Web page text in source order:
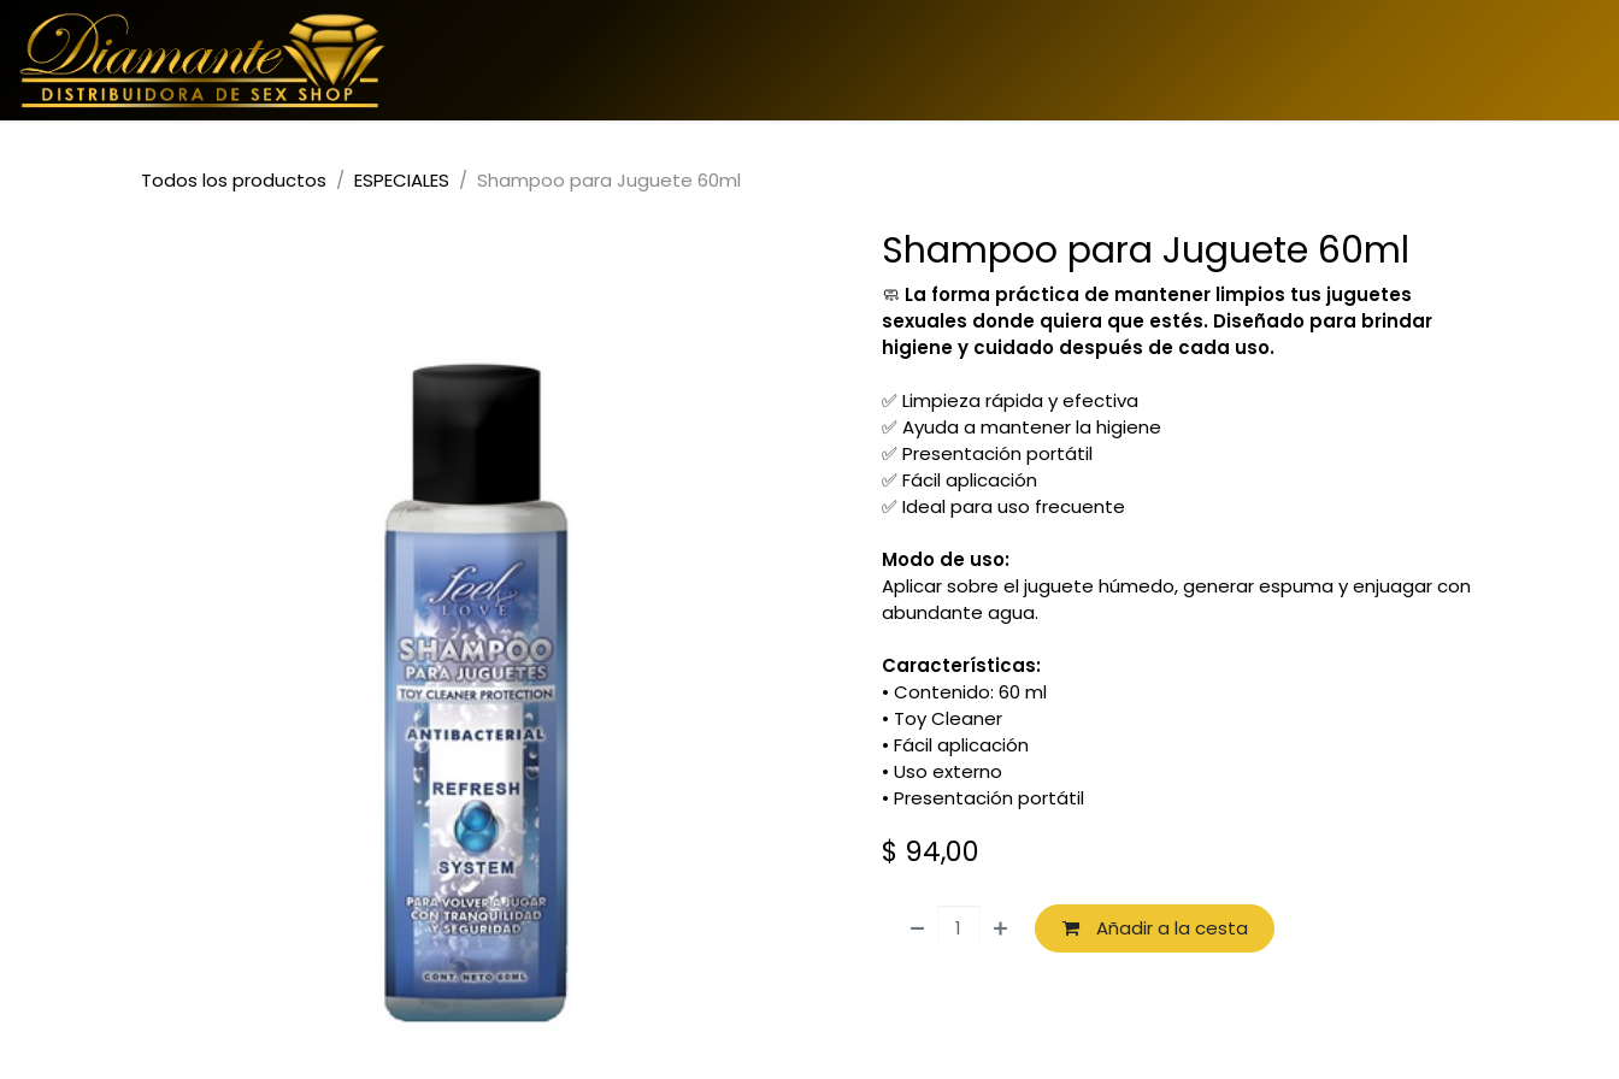
Ir al contenido
Todos los productos ESPECIALES Shampoo para Juguete 60ml
Shampoo para Juguete 60ml
🧼 La forma práctica de mantener limpios tus juguetes
sexuales donde quiera que estés. Diseñado para brindar
higiene y cuidado después de cada uso.
✅ Limpieza rápida y efectiva
✅ Ayuda a mantener la higiene
✅ Presentación portátil
✅ Fácil aplicación
✅ Ideal para uso frecuente
Modo de uso:
Aplicar sobre el juguete húmedo, generar espuma y enjuagar con
abundante agua.
Características:
• Contenido: 60 ml
• Toy Cleaner
• Fácil aplicación
• Uso externo
• Presentación portátil
$ 94,00
Añadir a la cesta